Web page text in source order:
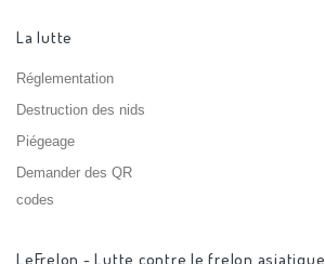
La lutte
Réglementation
Destruction des nids
Piégeage
Demander des QR
codes
LeFrelon - Lutte contre le frelon asiatique